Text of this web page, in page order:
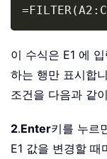
이 수식은 E1 에
하는 행만 표시합
조건을 다음과 같
2.Enter키를 누르
E1 값을 변경할 때